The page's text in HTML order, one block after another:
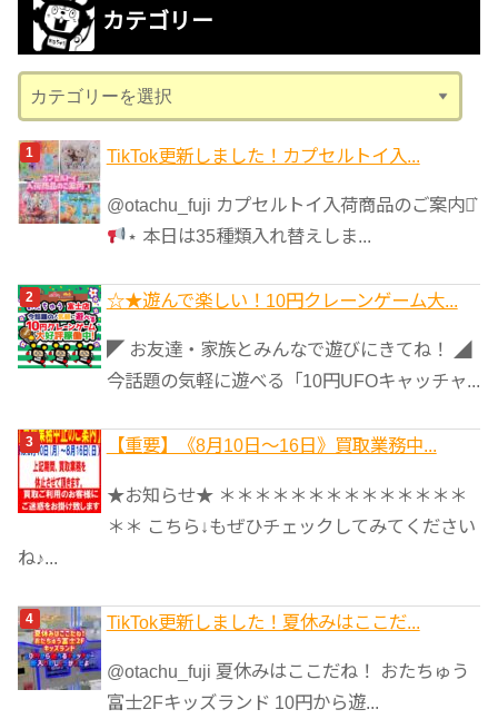
ブ
カテゴリー
テ
ゴ
リ
ー
TikTok更新しました！カプセルトイ入...
@otachu_fuji カプセルトイ入荷商品のご案内⋆͛
⋆ 本日は35種類入れ替えしま...
☆★遊んで楽しい！10円クレーンゲーム大...
◤ お友達・家族とみんなで遊びにきてね！ ◢
今話題の気軽に遊べる「10円UFOキャッチャ...
【重要】《8月10日～16日》買取業務中...
★お知らせ★ ＊＊＊＊＊＊＊＊＊＊＊＊＊＊
＊＊ こちら↓もぜひチェックしてみてください
ね♪...
TikTok更新しました！夏休みはここだ...
@otachu_fuji 夏休みはここだね！ おたちゅう
富士2Fキッズランド 10円から遊...